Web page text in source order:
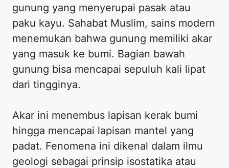
gunung yang menyerupai pasak atau
paku kayu. Sahabat Muslim, sains modern
menemukan bahwa gunung memiliki akar
yang masuk ke bumi. Bagian bawah
gunung bisa mencapai sepuluh kali lipat
dari tingginya.
Akar ini menembus lapisan kerak bumi
hingga mencapai lapisan mantel yang
padat. Fenomena ini dikenal dalam ilmu
geologi sebagai prinsip isostatika atau